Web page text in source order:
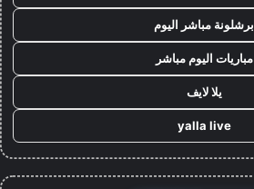
برشلونة مباشر اليوم
مباريات اليوم مباشر
يلا لايف
yalla live